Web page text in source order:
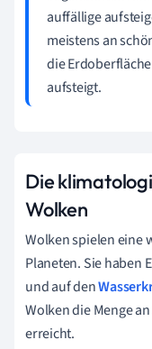
auffällige
meistens an
die
aufsteigt.
Die
Wolken
Wolken spielen eine
Planeten. Sie haben
und auf den
Wolken die Menge
erreicht.